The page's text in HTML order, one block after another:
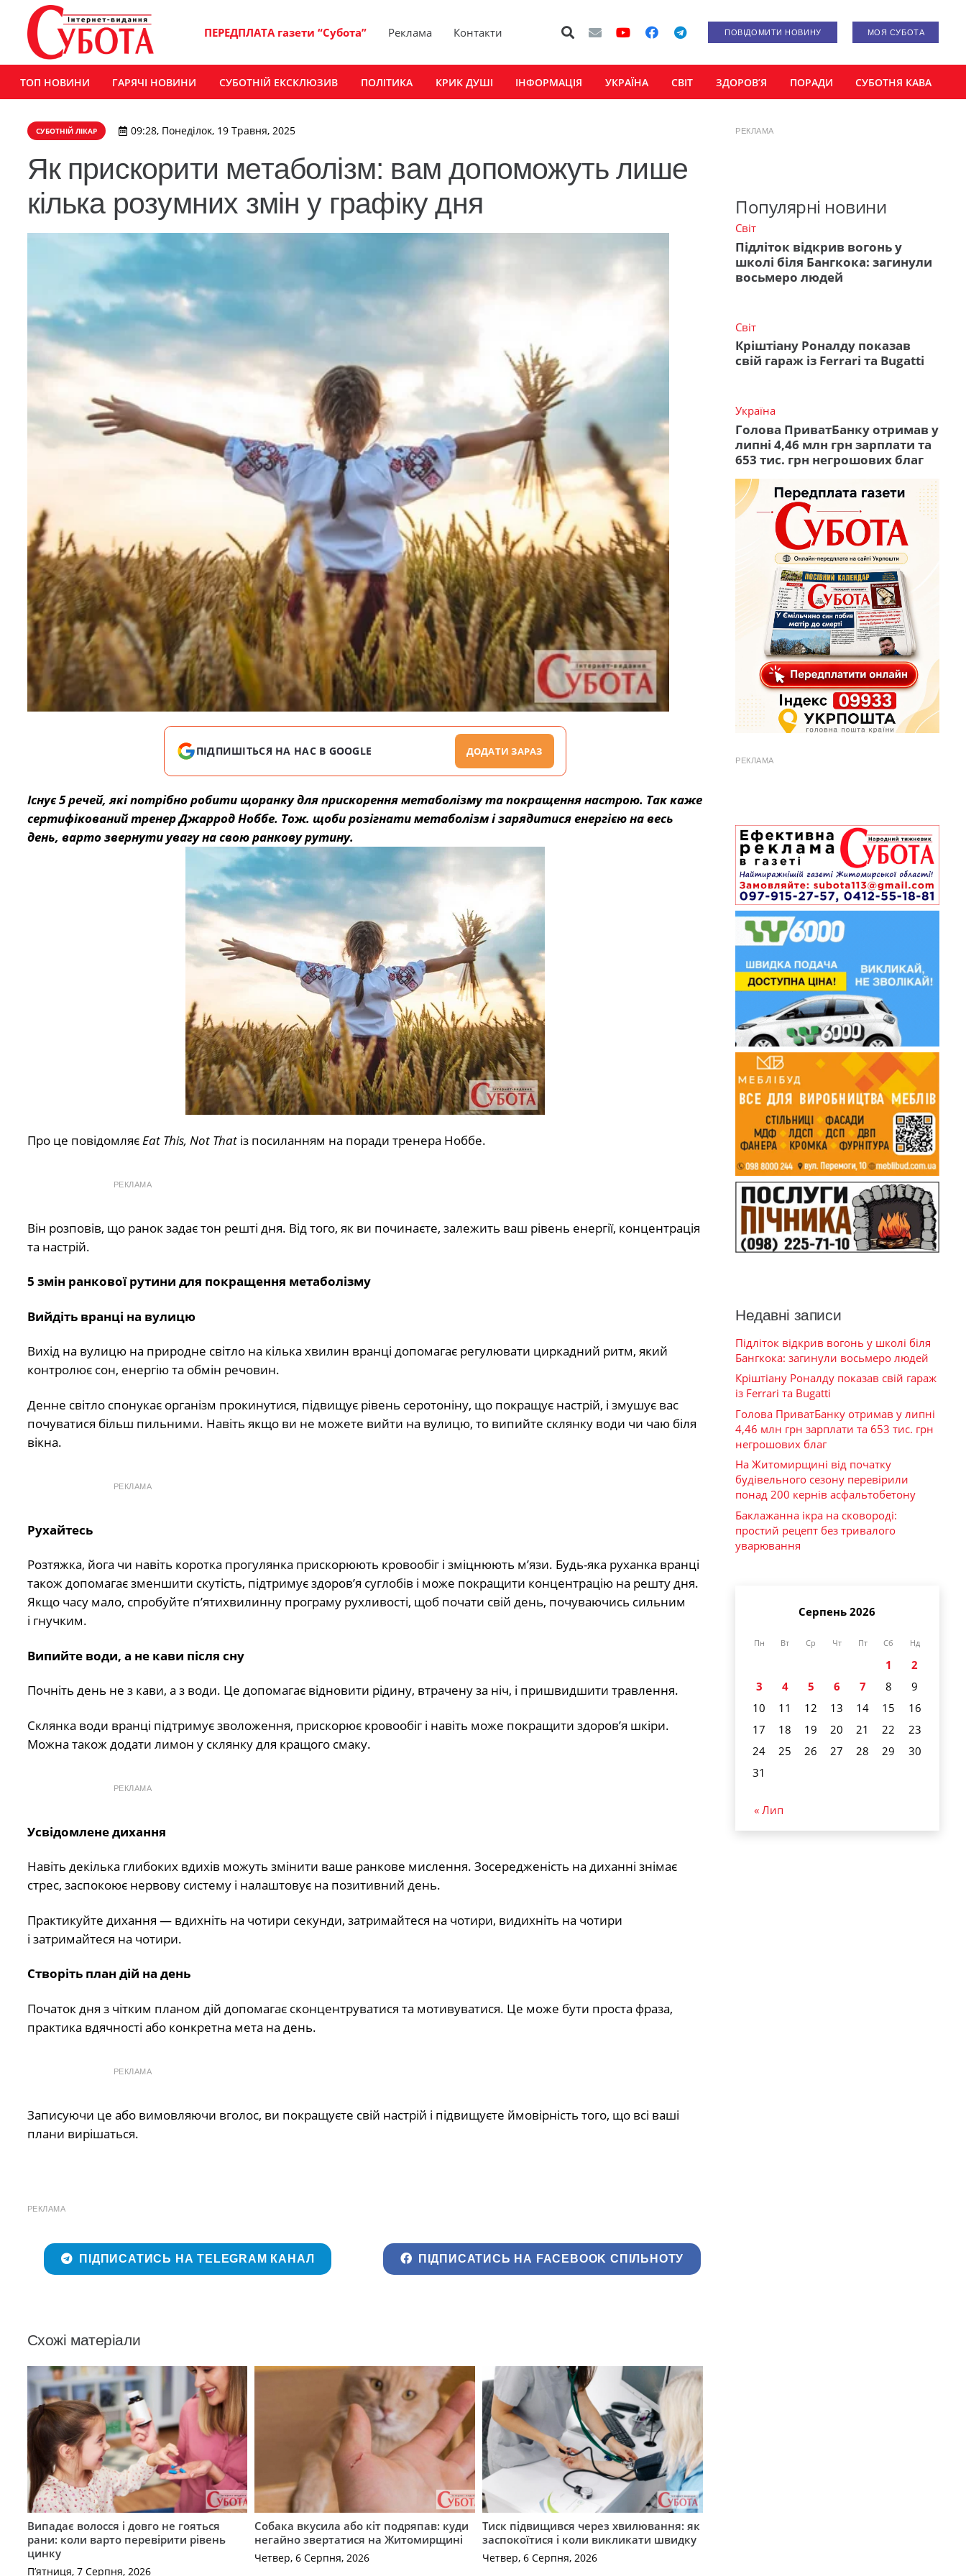
ПЕРЕДПЛАТА газети “Субота” Реклама Контакти ПОВІДОМИТИ НОВИНУ МОЯ СУБОТА
ТОП НОВИНИ ГАРЯЧІ НОВИНИ СУБОТНІЙ ЕКСКЛЮЗИВ ПОЛІТИКА КРИК ДУШІ ІНФОРМАЦІЯ УКРАЇНА СВІТ ЗДОРОВ’Я ПОРАДИ СУБОТНЯ КАВА
СУБОТНІЙ ЛІКАР 09:28, Понеділок, 19 Травня, 2025
Як прискорити метаболізм: вам допоможуть лише
кілька розумних змін у графіку дня
ПІДПИШІТЬСЯ НА НАС В GOOGLE ДОДАТИ ЗАРАЗ
Існує 5 речей, які потрібно робити щоранку для прискорення метаболізму та покращення настрою. Так каже
сертифікований тренер Джаррод Ноббе. Тож. щоби розігнати метаболізм і зарядитися енергією на весь
день, варто звернути увагу на свою ранкову рутину.
Про це повідомляє Eat This, Not Thatіз посиланням на поради тренера Ноббе.
РЕКЛАМА
Він розповів, що ранок задає тон решті дня. Від того, як ви починаєте, залежить ваш рівень енергії, концентрація
та настрій.
5 змін ранкової рутини для покращення метаболізму
Вийдіть вранці на вулицю
Вихід на вулицю на природне світло на кілька хвилин вранці допомагає регулювати циркадний ритм, який
контролює сон, енергію та обмін речовин.
Денне світло спонукає організм прокинутися, підвищує рівень серотоніну, що покращує настрій, і змушує вас
почуватися більш пильними. Навіть якщо ви не можете вийти на вулицю, то випийте склянку води чи чаю біля
вікна.
РЕКЛАМА
Рухайтесь
Розтяжка, йога чи навіть коротка прогулянка прискорюють кровообіг і зміцнюють м’язи. Будь-яка руханка вранці
також допомагає зменшити скутість, підтримує здоров’я суглобів і може покращити концентрацію на решту дня.
Якщо часу мало, спробуйте п’ятихвилинну програму рухливості, щоб почати свій день, почуваючись сильним
і гнучким.
Випийте води, а не кави після сну
Почніть день не з кави, а з води. Це допомагає відновити рідину, втрачену за ніч, і пришвидшити травлення.
Склянка води вранці підтримує зволоження, прискорює кровообіг і навіть може покращити здоров’я шкіри.
Можна також додати лимон у склянку для кращого смаку.
РЕКЛАМА
Усвідомлене дихання
Навіть декілька глибоких вдихів можуть змінити ваше ранкове мислення. Зосередженість на диханні знімає
стрес, заспокоює нервову систему і налаштовує на позитивний день.
Практикуйте дихання — вдихніть на чотири секунди, затримайтеся на чотири, видихніть на чотири
і затримайтеся на чотири.
Створіть план дій на день
Початок дня з чітким планом дій допомагає сконцентруватися та мотивуватися. Це може бути проста фраза,
практика вдячності або конкретна мета на день.
РЕКЛАМА
Записуючи це або вимовляючи вголос, ви покращуєте свій настрій і підвищуєте ймовірність того, що всі ваші
плани вирішаться.
РЕКЛАМА
ПІДПИСАТИСЬ НА TELEGRAM КАНАЛ ПІДПИСАТИСЬ НА FACEBOOK СПІЛЬНОТУ
Схожі матеріали
Випадає волосся і довго не гояться
рани: коли варто перевірити рівень
цинку
П’ятниця, 7 Серпня, 2026
Собака вкусила або кіт подряпав: куди
негайно звертатися на Житомирщині
Четвер, 6 Серпня, 2026
Тиск підвищився через хвилювання: як
заспокоїтися і коли викликати швидку
Четвер, 6 Серпня, 2026
РЕКЛАМА
Популярні новини
Світ
Підліток відкрив вогонь у
школі біля Бангкока: загинули
восьмеро людей
Світ
Кріштіану Роналду показав
свій гараж із Ferrari та Bugatti
Україна
Голова ПриватБанку отримав у
липні 4,46 млн грн зарплати та
653 тис. грн негрошових благ
РЕКЛАМА
Недавні записи
Підліток відкрив вогонь у школі біля
Бангкока: загинули восьмеро людей
Кріштіану Роналду показав свій гараж
із Ferrari та Bugatti
Голова ПриватБанку отримав у липні
4,46 млн грн зарплати та 653 тис. грн
негрошових благ
На Житомирщині від початку
будівельного сезону перевірили
понад 200 кернів асфальтобетону
Баклажанна ікра на сковороді:
простий рецепт без тривалого
уварювання
Серпень 2026
Пн Вт Ср Чт Пт Сб Нд
1
2
3
4 5 6 7 8
9
10
11 12 13 14 15
16
17
18 19 20 21 22
23
24
25 26 27 28 29
30
31
« Лип